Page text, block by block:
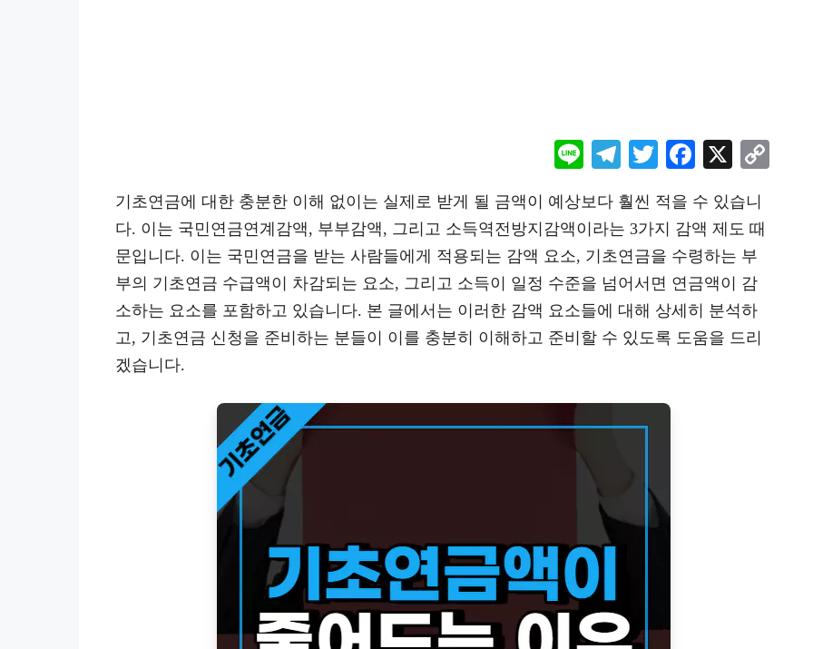
Li
Te
gr
a
m
T
tt
er
F
eb
oo
k
X
기초연금에 대한 충분한 이해 없이는 실제로 받게 될 금액이 예상보다 훨씬 적을 수 있습니
다. 이는 국민연금연계감액, 부부감액, 그리고 소득역전방지감액이라는 3가지 감액 제도 때
문입니다. 이는 국민연금을 받는 사람들에게 적용되는 감액 요소, 기초연금을 수령하는 부
부의 기초연금 수급액이 차감되는 요소, 그리고 소득이 일정 수준을 넘어서면 연금액이 감
소하는 요소를 포함하고 있습니다. 본 글에서는 이러한 감액 요소들에 대해 상세히 분석하
고, 기초연금 신청을 준비하는 분들이 이를 충분히 이해하고 준비할 수 있도록 도움을 드리
겠습니다.